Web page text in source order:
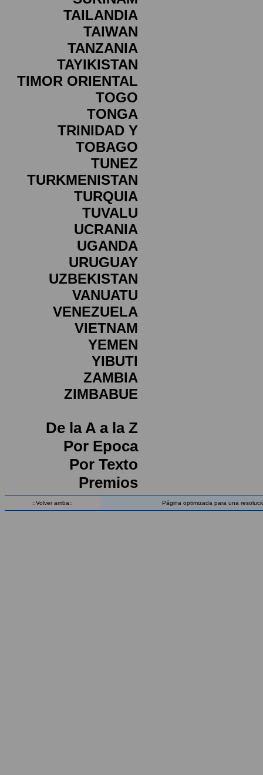
TAILANDIA
TAIWAN
TANZANIA
TAYIKISTAN
TIMOR ORIENTAL
TOGO
TONGA
TRINIDAD Y
TOBAGO
TUNEZ
TURKMENISTAN
TURQUIA
TUVALU
UCRANIA
UGANDA
URUGUAY
UZBEKISTAN
VANUATU
VENEZUELA
VIETNAM
YEMEN
YIBUTI
ZAMBIA
ZIMBABUE
De la A a la Z
Por Epoca
Por Texto
Premios
::Volver arriba:: Página optimizada para una